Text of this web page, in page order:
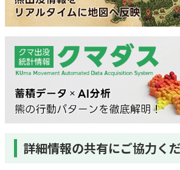
詳細情報の共有にご協力く